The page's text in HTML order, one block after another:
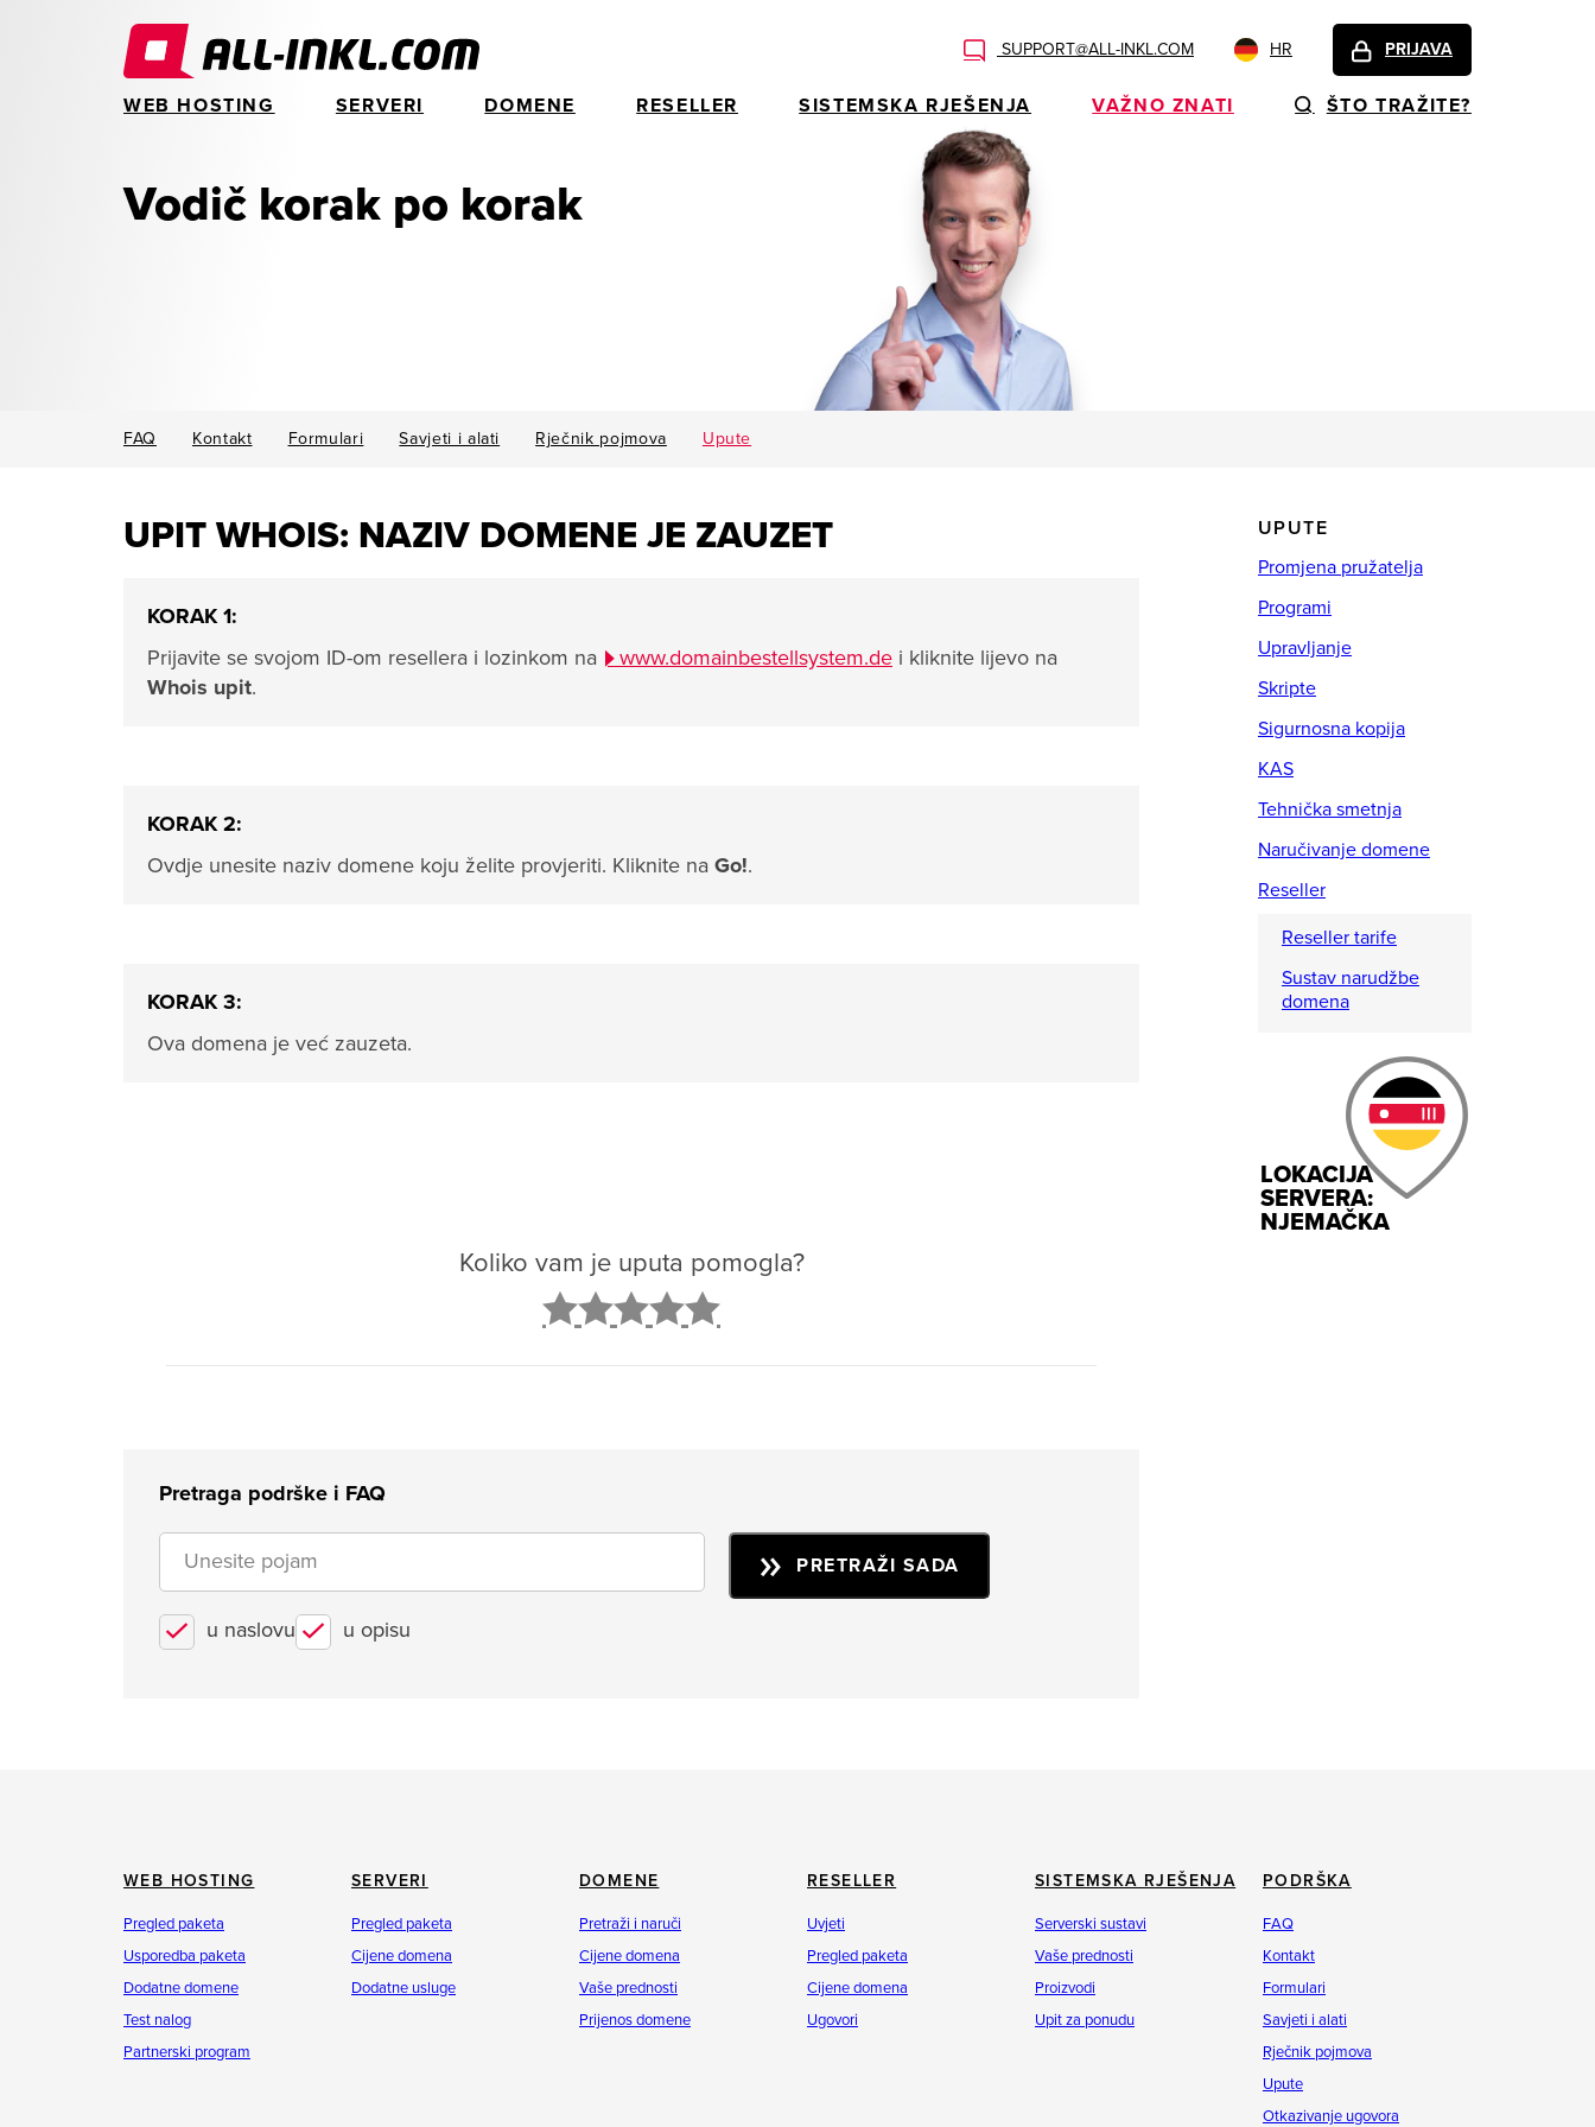
SUPPORT@ALL-INKL.COM HR PRIJAVA
WEB HOSTING SERVERI DOMENE RESELLER SISTEMSKA RJEŠENJA VAŽNO ZNATI ŠTO TRAŽITE?
Vodič korak po korak
FAQ Kontakt Formulari Savjeti i alati Rječnik pojmova Upute
UPIT WHOIS: NAZIV DOMENE JE ZAUZET
KORAK 1:
Prijavite se svojom ID-om resellera i lozinkom na
www.domainbestellsystem.de i kliknite lijevo na
Whois upit.
KORAK 2:
Ovdje unesite naziv domene koju želite provjeriti. Kliknite na Go!.
KORAK 3:
Ova domena je već zauzeta.
Koliko vam je uputa pomogla?
Pretraga podrške i FAQ
u naslovu u opisu
PRETRAŽI SADA
UPUTE
Promjena pružatelja
Programi
Upravljanje
Skripte
Sigurnosna kopija
KAS
Tehnička smetnja
Naručivanje domene
Reseller
Reseller tarife
Sustav narudžbe
domena
LOKACIJA
SERVERA:
NJEMAČKA
WEB HOSTING
Pregled paketa
Usporedba paketa
Dodatne domene
Test nalog
Partnerski program
SERVERI
Pregled paketa
Cijene domena
Dodatne usluge
DOMENE
Pretraži i naruči
Cijene domena
Vaše prednosti
Prijenos domene
RESELLER
Uvjeti
Pregled paketa
Cijene domena
Ugovori
SISTEMSKA RJEŠENJA
Serverski sustavi
Vaše prednosti
Proizvodi
Upit za ponudu
PODRŠKA
FAQ
Kontakt
Formulari
Savjeti i alati
Rječnik pojmova
Upute
Otkazivanje ugovora